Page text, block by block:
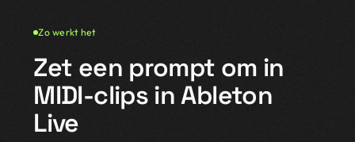
Zo werkt het
Zet een prompt om in
MIDI-clips in Ableton
Live